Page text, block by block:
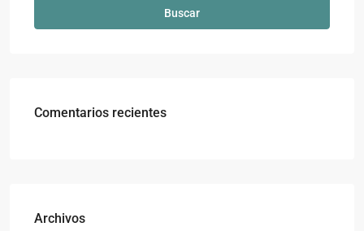
Buscar
Comentarios recientes
Archivos